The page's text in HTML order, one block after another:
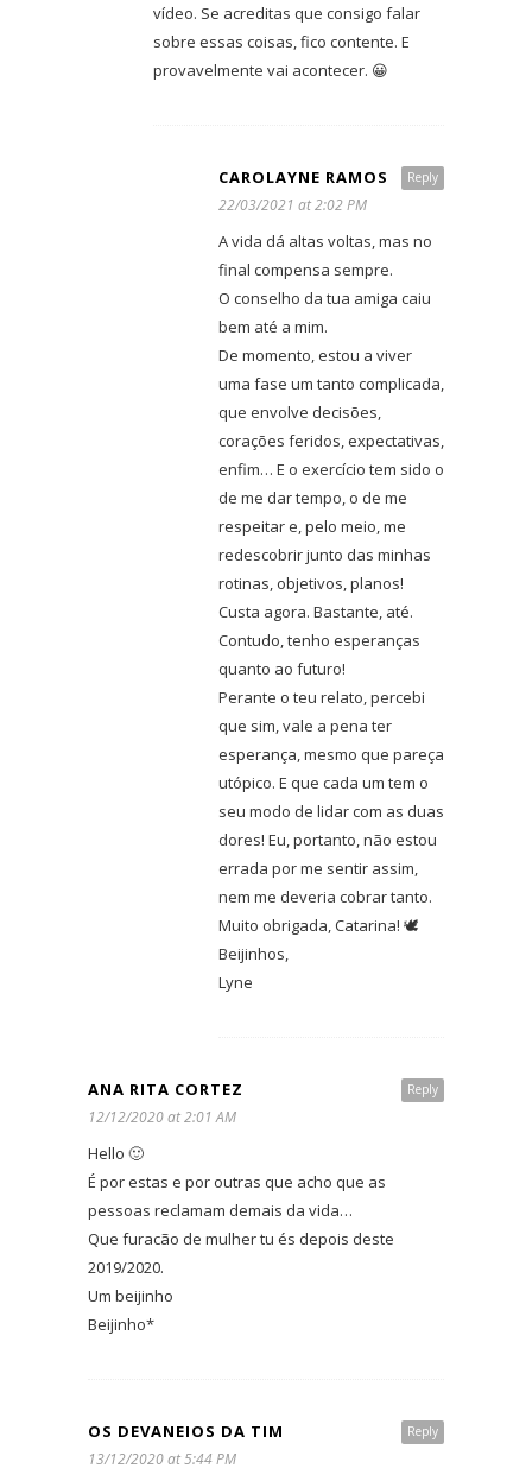
vídeo. Se acreditas que consigo falar
sobre essas coisas, fico contente. E
provavelmente vai acontecer. 😀
Reply
CAROLAYNE RAMOS
22/03/2021 at 2:02 PM
A vida dá altas voltas, mas no
final compensa sempre.
O conselho da tua amiga caiu
bem até a mim.
De momento, estou a viver
uma fase um tanto complicada,
que envolve decisões,
corações feridos, expectativas,
enfim… E o exercício tem sido o
de me dar tempo, o de me
respeitar e, pelo meio, me
redescobrir junto das minhas
rotinas, objetivos, planos!
Custa agora. Bastante, até.
Contudo, tenho esperanças
quanto ao futuro!
Perante o teu relato, percebi
que sim, vale a pena ter
esperança, mesmo que pareça
utópico. E que cada um tem o
seu modo de lidar com as duas
dores! Eu, portanto, não estou
errada por me sentir assim,
nem me deveria cobrar tanto.
Muito obrigada, Catarina! 🕊️
Beijinhos,
Lyne
Reply
ANA RITA CORTEZ
12/12/2020 at 2:01 AM
Hello 🙂
É por estas e por outras que acho que as
pessoas reclamam demais da vida…
Que furacão de mulher tu és depois deste
2019/2020.
Um beijinho
Beijinho*
Reply
OS DEVANEIOS DA TIM
13/12/2020 at 5:44 PM